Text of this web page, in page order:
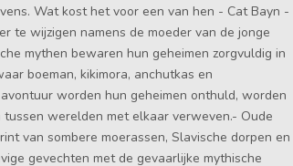
Wat kost het voor een van hen - Cat Bayn -
te wijzigen namens de moeder van de jonge
mythen bewaren hun geheimen zorgvuldig in
boeman, kikimora, anchutkas en
worden hun geheimen onthuld, worden
werelden met elkaar verweven.- Oude
van sombere moerassen, Slavische dorpen en
gevechten met de gevaarlijke mythische